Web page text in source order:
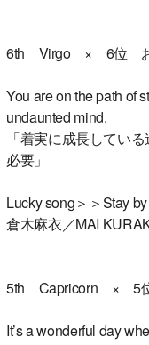
6th Virgo × 6位 お
You are on the path of
undaunted mind.
「着実に成長してい
必要」
Lucky song＞＞Stay
倉木麻衣／MAI
5th Capricorn × 5
It’s a wonderful day